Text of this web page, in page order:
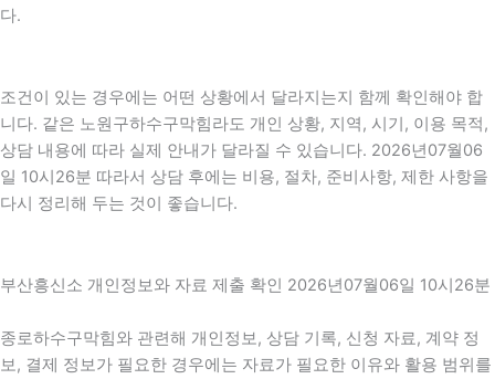
다.
조건이 있는 경우에는 어떤 상황에서 달라지는지 함께 확인해야 합
니다. 같은 노원구하수구막힘라도 개인 상황, 지역, 시기, 이용 목적,
상담 내용에 따라 실제 안내가 달라질 수 있습니다. 2026년07월06
일 10시26분 따라서 상담 후에는 비용, 절차, 준비사항, 제한 사항을
다시 정리해 두는 것이 좋습니다.
부산흥신소 개인정보와 자료 제출 확인 2026년07월06일 10시26분
종로하수구막힘와 관련해 개인정보, 상담 기록, 신청 자료, 계약 정
보, 결제 정보가 필요한 경우에는 자료가 필요한 이유와 활용 범위를